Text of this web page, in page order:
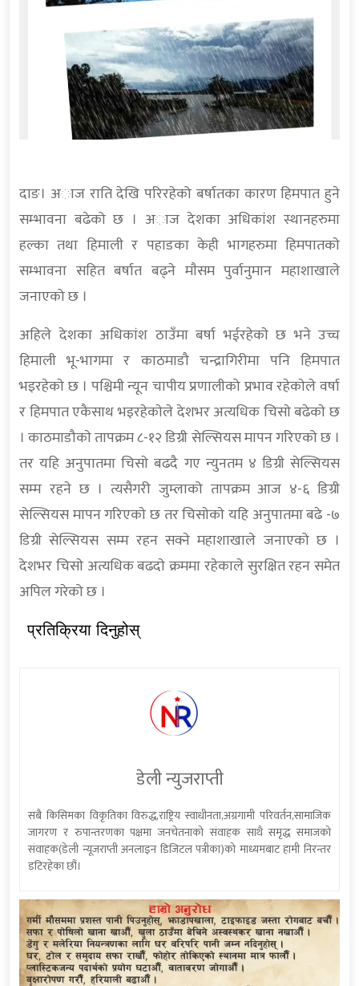
दाङ। अाज राति देखि परिरहेको बर्षातका कारण हिमपात हुने
सम्भावना बढेको छ । अाज देशका अधिकांश स्थानहरुमा
हल्का तथा हिमाली र पहाडका केही भागहरुमा हिमपातकाे
सम्भावना सहित बर्षात बढ्ने माैसम पुर्वानुमान महाशाखाले
जनाएको छ ।
अहिले देशका अधिकांश ठाउँमा बर्षा भईरहेकाे छ भने उच्च
हिमाली भू-भागमा र काठमाडौ चन्द्रागिरीमा पनि हिमपात
भइरहेकाे छ । पश्चिमी न्यून चापीय प्रणालीको प्रभाव रहेकाेले वर्षा
र हिमपात एकैसाथ भइरहेकाेले देशभर अत्यधिक चिसाे बढेकाे छ
। काठमाडौकाे तापक्रम ८-१२ डिग्री सेल्सियस मापन गरिएको छ ।
तर यहि अनुपातमा चिसाे बढदै गए न्युनतम ४ डिग्री सेल्सियस
सम्म रहने छ । त्यसैगरी जुम्लाको तापक्रम आज ४-६ डिग्री
सेल्सियस मापन गरिएकाे छ तर चिसाेकाे यहि अनुपातमा बढे -७
डिग्री सेल्सियस सम्म रहन सक्ने महाशाखाले जनाएको छ ।
देशभर चिसाे अत्यधिक बढदाे क्रममा रहेकाले सुरक्षित रहन समेत
अपिल गरेको छ ।
प्रतिक्रिया दिनुहोस्
डेली न्युजराप्ती
सबै किसिमका विकृतिका विरुद्ध,राष्ट्रिय स्वाधीनता,अग्रगामी परिवर्तन,सामाजिक
जागरण र रुपान्तरणका पक्षमा जनचेतनाको संवाहक साथै समृद्ध समाजको
संवाहक(डेली न्यूजराप्ती अनलाइन डिजिटल पत्रीका)को माध्यमबाट हामी निरन्तर
डटिरहेका छौं।